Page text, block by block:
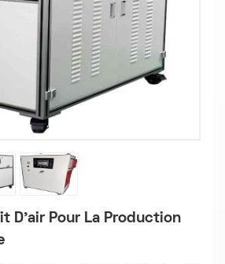
D'air Pour La Production